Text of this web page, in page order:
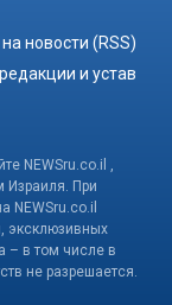
новости (RSS)
и устав
NEWSru.co.il ,
Израиля. При
NEWSru.co.il
эксклюзивных
– в том числе в
не разрешается.